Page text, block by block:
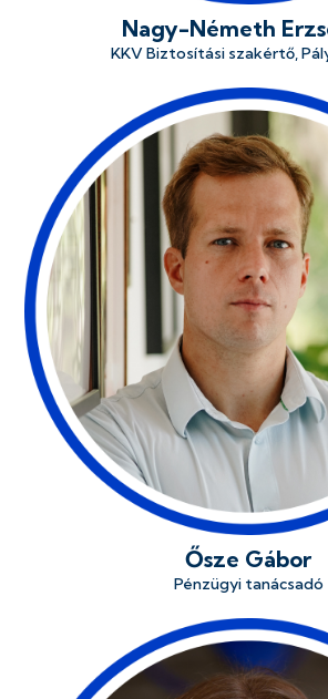
Nagy-Németh
KKV Biztosítási szakértő,
Ősze Gábor
Pénzügyi tanácsadó